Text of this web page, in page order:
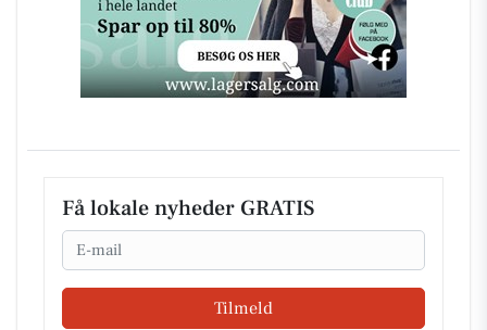
Få lokale nyheder GRATIS
Email
Tilmeld